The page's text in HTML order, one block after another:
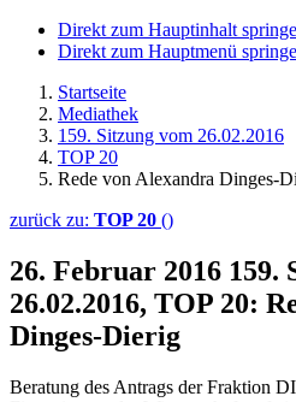
Direkt zum Hauptinhalt
Direkt zum Hauptmenü
Startseite
Mediathek
159. Sitzung vom 26.02.2016
TOP 20
Rede von Alexandra Dinges-
zurück zu: TOP 20 ()
26. Februar 2016 159.
26.02.2016, TOP 20:
Dinges-Dierig
Beratung des Antrags der Fraktion